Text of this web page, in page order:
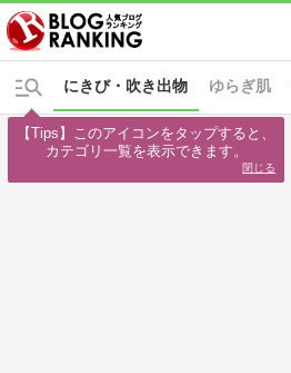
にきび・吹き出物 ゆらぎ肌
【Tips】このアイコンをタップすると、
カテゴリ一覧を表示できます。
閉じる